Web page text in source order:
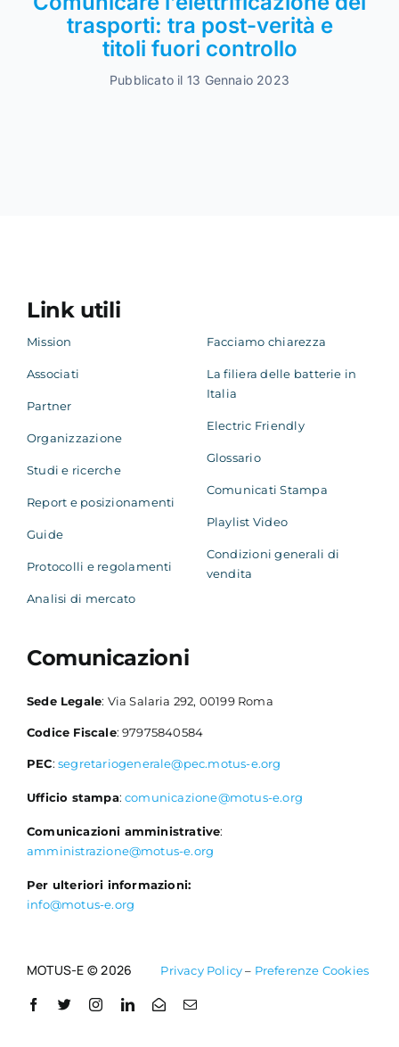
trasporti: tra post-verità e
titoli fuori controllo
Pubblicato il 13 Gennaio 2023
Link utili
Mission
Associati
Partner
Organizzazione
Studi e ricerche
Report e posizionamenti
Guide
Protocolli e regolamenti
Analisi di mercato
Facciamo chiarezza
La filiera delle batterie in
Italia
Electric Friendly
Glossario
Comunicati Stampa
Playlist Video
Condizioni generali di
vendita
Comunicazioni
Sede Legale: Via Salaria 292, 00199 Roma
Codice Fiscale: 97975840584
PEC: segretariogenerale@pec.motus-e.org
Ufficio stampa:comunicazione@motus-e.org
Comunicazioni amministrative:
amministrazione@motus-e.org
Per ulteriori informazioni:
info@motus-e.org
MOTUS-E © 2026 Privacy Policy– Preferenze Cookies